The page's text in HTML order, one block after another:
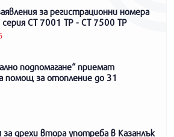
за регистрационни номера
СТ 7001 ТР - СТ 7500 ТР
подпомагане“ приемат
помощ за отопление до 31
за дрехи втора употреба в Казанлък